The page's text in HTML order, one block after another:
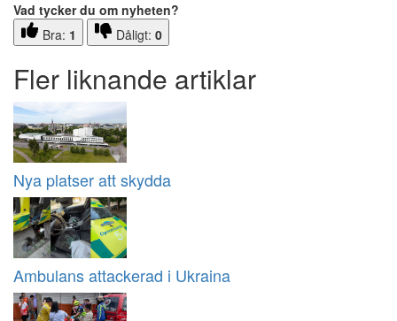
Vad tycker du om nyheten?
Bra: 1 Dåligt: 0
Fler liknande artiklar
Nya platser att skydda
Ambulans attackerad i Ukraina